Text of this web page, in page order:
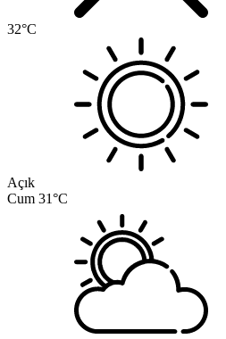
32°C
Açık
Cum 31°C